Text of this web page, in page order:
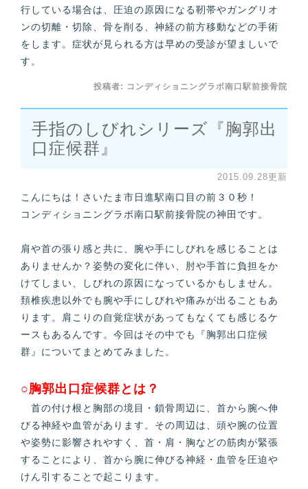
行している場合は、圧迫の原因になる靭帯やガングリオ
ンの切離・切除、骨を削る、神経の前方移動などの手術
をします。症状が見られる方は早めの受診が望ましいで
す。
投稿者: コンディショニングラボ南口駅前接骨院
手指のしびれシリーズ『胸郭出
口症候群』
2015.09.28更新
こんにちは！さいたま市日進駅南口目の前３０秒！
コンディショニングラボ南口駅前接骨院の神田です。
肩や首の張り感と共に、腕や手にしびれを感じることは
ありませんか？姿勢の変化に伴い、肘や手首に負担をか
けてしまい、しびれの原因になっているかもしません。
頚椎疾患以外でも腕や手にしびれや痛みが出ることもあ
ります。肩こりの自覚症状があってもなくても感じるケ
ースもあるんです。今回はその中でも『胸郭出口症候
群』についてまとめてみました。
○胸郭出口症候群とは？
首の付け根と胸部の境目・鎖骨周辺に、首から腕へ伸
びる神経や血管があります。その周辺は、頭や腕の位置
や姿勢に影響されやすく、首・肩・胸などの筋肉が緊張
することにより、首から腕に伸びる神経・血管を圧迫や
けん引することで起こります。